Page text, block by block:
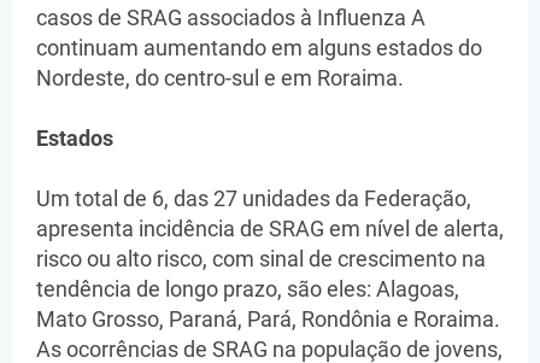
casos de SRAG associados à Influenza A
continuam aumentando em alguns estados do
Nordeste, do centro-sul e em Roraima.
Estados
Um total de 6, das 27 unidades da Federação,
apresenta incidência de SRAG em nível de alerta,
risco ou alto risco, com sinal de crescimento na
tendência de longo prazo, são eles: Alagoas,
Mato Grosso, Paraná, Pará, Rondônia e Roraima.
As ocorrências de SRAG na população de jovens,